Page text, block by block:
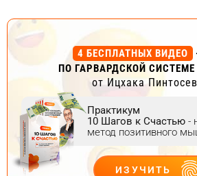
4 БЕСПЛАТНЫХ ВИДЕО
ПО ГАРВАРДСКОЙ СИСТЕМЕ
от Ицхака
Практикум
10 Шагов к Счастью -
метод позитивного
ИЗУЧИТЬ